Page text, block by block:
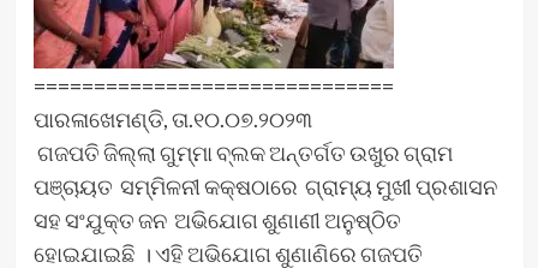
==============================
ପାରଳାଖେମଣ୍ଡି, ତା.୧୦.୦୭.୨୦୨୩
ଗଜପତି ଜିଲ୍ଲା ଗୁମ୍ମା ବ୍ଲକ ଅନ୍ତର୍ଗତ ଉଖୁର ଗ୍ରାମ
ପଞ୍ଚାୟତ ସମ୍ମିଳନୀ କକ୍ଷଠାରେ ଗ୍ରାମ୍ୟ ମୁଖୀ ପ୍ରଶାସନ
ସହ ସଂଯୁକ୍ତ ଜନ ଅଭିଯୋଗ ଶୁଣାଣୀ ଅନୁଷ୍ଠିତ
ହୋଇଯାଇଛି । ଏହି ଅଭିଯୋଗ ଶୁଣାଣିରେ ଗଜପତି